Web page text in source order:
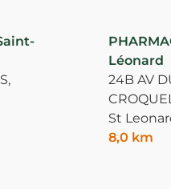
Léonard
24B AV
St
8,0 km